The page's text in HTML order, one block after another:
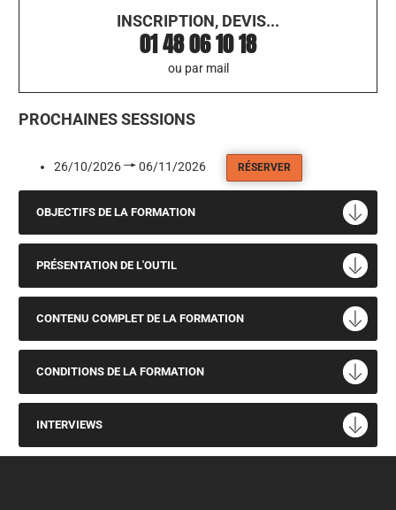
INSCRIPTION, DEVIS...
01 48 06 10 18
ou par mail
PROCHAINES SESSIONS
26/10/2026 06/11/2026 RÉSERVER
OBJECTIFS DE LA FORMATION
PRÉSENTATION DE L'OUTIL
CONTENU COMPLET DE LA FORMATION
CONDITIONS DE LA FORMATION
INTERVIEWS